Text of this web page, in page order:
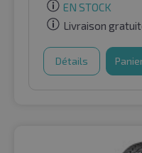
EN STOCK
Livraison
Détails